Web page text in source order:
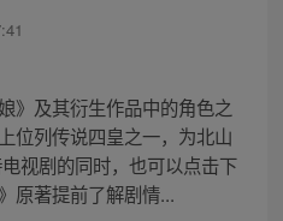
》及其衍生作品中的角色之
位列传说四皇之一，为北山
视剧的同时，也可以点击下
原著提前了解剧情...